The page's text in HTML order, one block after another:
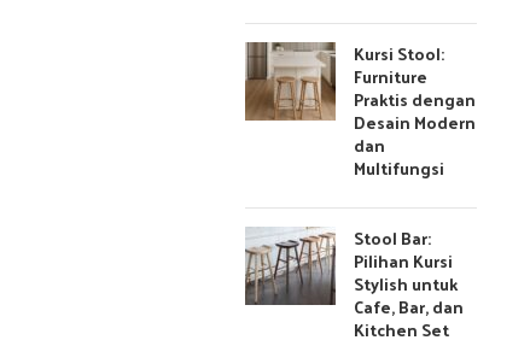
Kursi Stool:
Furniture
Praktis dengan
Desain Modern
dan
Multifungsi
Stool Bar:
Pilihan Kursi
Stylish untuk
Cafe, Bar, dan
Kitchen Set